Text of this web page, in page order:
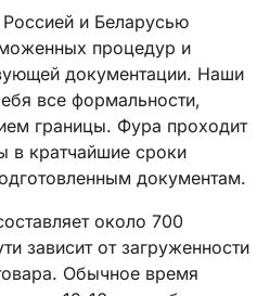
и Беларусью
процедур и
документации. Наши
все формальности,
границы. Фура проходит
в кратчайшие сроки
документам.
около 700
зависит от загруженности
Обычное время